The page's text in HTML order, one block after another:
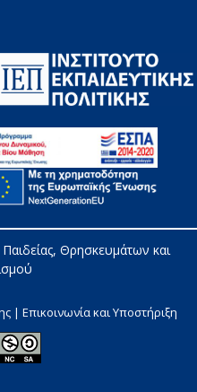
Θρησκευμάτων και
| Επικοινωνία και Υποστήριξη